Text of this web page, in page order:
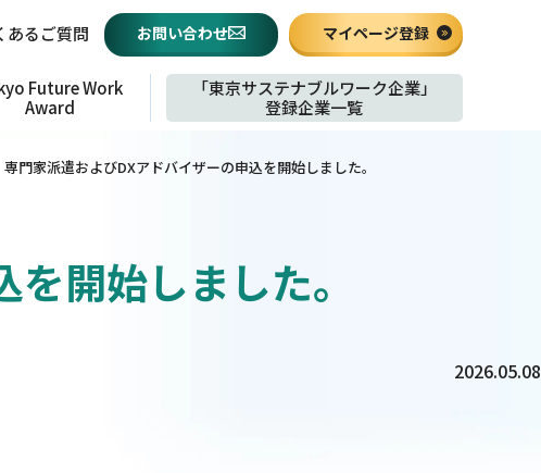
FutureWork
Award
「東京サステナブルワーク企業」
登録企業一覧
あるご質問 お問い合わせ マイページ登録
専門家派遣およびDXアドバイザーの申込を開始しました。
開始しました。
2026.05.08